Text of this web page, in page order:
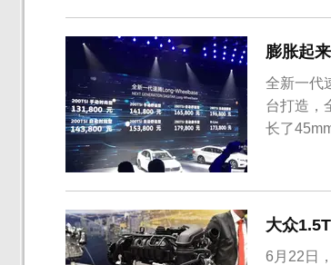
膨胀起
全新一代
台打造，
长了
众风，
大众
6月22日